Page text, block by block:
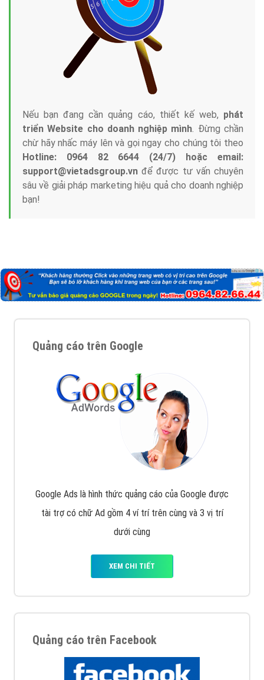
Nếu bạn đang cần quảng cáo, thiết kế web, phát
triển Website cho doanh nghiệp mình. Đừng chần
chừ hãy nhấc máy lên và gọi ngay cho chúng tôi theo
Hotline: 0964 82 6644 (24/7) hoặc email:
support@vietadsgroup.vn để được tư vấn chuyên
sâu về giải pháp marketing hiệu quả cho doanh nghiệp
bạn!
Quảng cáo trên Google
Google Ads là hình thức quảng cáo của Google được
tài trợ có chữ Ad gồm 4 ví trí trên cùng và 3 vị trí
dưới cùng
XEM CHI TIẾT
Quảng cáo trên Facebook